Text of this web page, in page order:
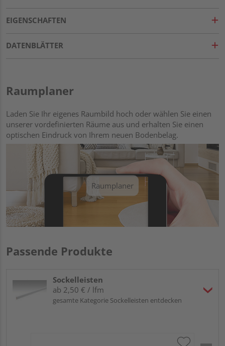
EIGENSCHAFTEN
DATENBLÄTTER
Raumplaner
Laden Sie Ihr eigenes Raumbild hoch oder wählen Sie einen
unserer vordefinierten Räume aus und erhalten Sie einen
optischen Eindruck von Ihrem neuen Bodenbelag.
Raumplaner
Passende Produkte
Sockelleisten
ab 2,50 € / lfm
gesamte Kategorie Sockelleisten entdecken